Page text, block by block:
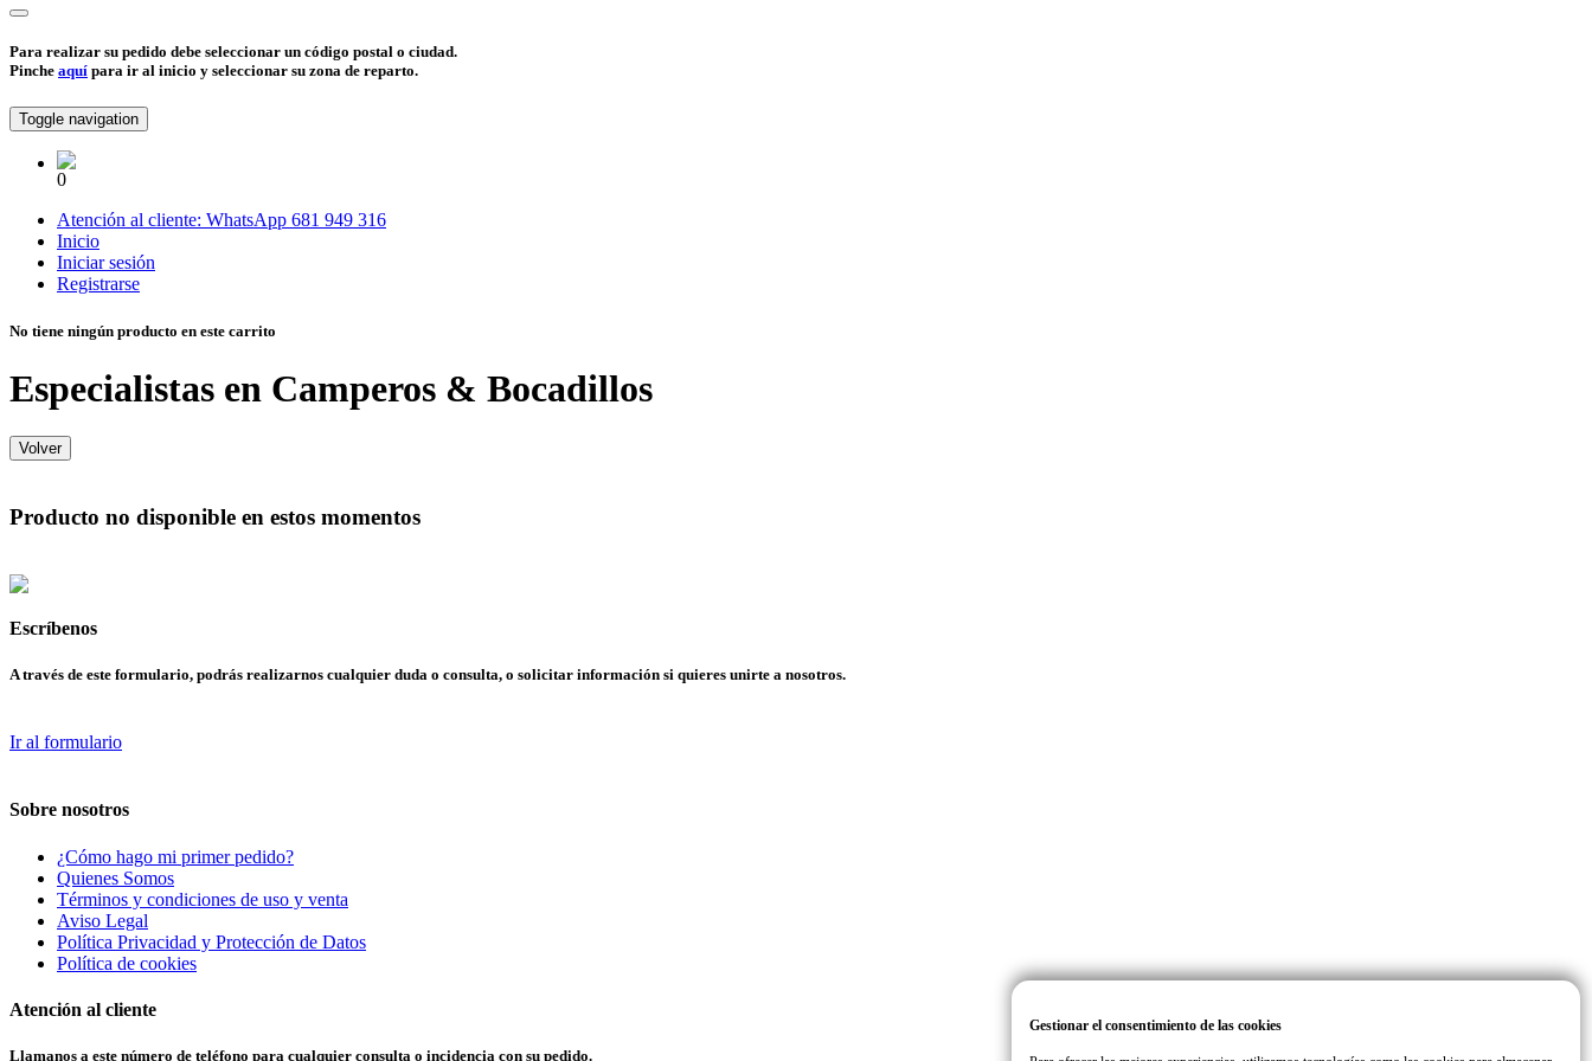
Para realizar su pedido debe seleccionar un código postal o ciudad.
Pinche aquí para ir al inicio y seleccionar su zona de reparto.
Toggle navigation
0
Atención al cliente: WhatsApp 681 949 316
Inicio
Iniciar sesión
Registrarse
No tiene ningún producto en este carrito
Especialistas en Camperos & Bocadillos
Volver
Producto no disponible en estos momentos
Escríbenos
A través de este formulario, podrás realizarnos cualquier duda o consulta, o solicitar información si quieres unirte a nosotros.
Ir al formulario
Sobre nosotros
¿Cómo hago mi primer pedido?
Quienes Somos
Términos y condiciones de uso y venta
Aviso Legal
Política Privacidad y Protección de Datos
Política de cookies
Atención al cliente
Llamanos a este número de teléfono para cualquier consulta o incidencia con su pedido.
Gestionar el consentimiento de las cookies